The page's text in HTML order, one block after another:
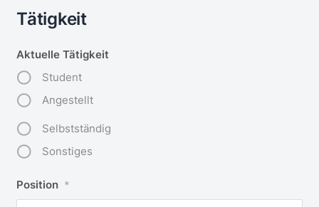
Tätigkeit
Aktuelle Tätigkeit
Student
Angestellt
Selbstständig
Sonstiges
Position *